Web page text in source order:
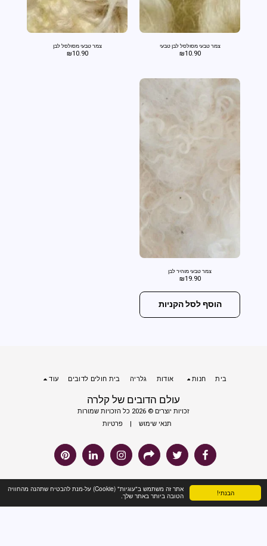
הבנתי!
אתר זה משתמש ב"עוגיות" (Cookie) על-מנת להבטיח שתהנה מהחוויה
הטובה ביותר באתר שלך.
צמר טבעי מסולסל לבן טבעי
₪10.90
צמר טבעי מסולסל לבן
₪10.90
צמר טבעי מוהיר לבן
₪19.90
הוסף לסל הקניות
עולם הדובים של קלרה
זכויות יוצרים © 2026 כל הזכויות שמורות
תנאי שימוש
פרטיות
בית חנות אודות גלריה בית חולים לדובים עוד